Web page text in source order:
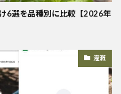
6選を品種別に比較【2026年
灌漑